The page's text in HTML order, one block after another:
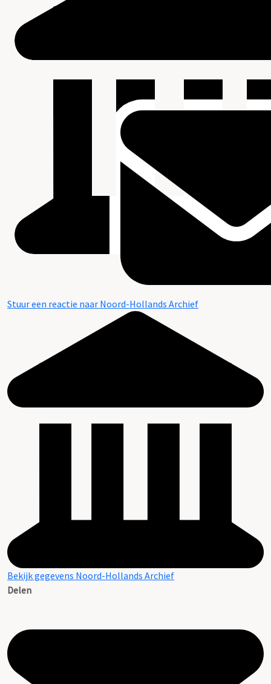
Stuur een reactie naar Noord-Hollands Archief
Bekijk gegevens Noord-Hollands Archief
Delen